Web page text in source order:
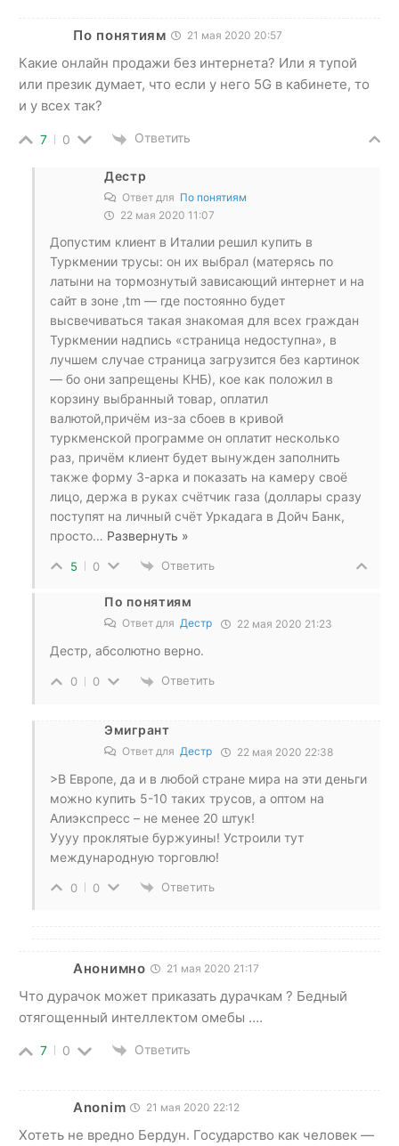
По понятиям 21 мая 2020 20:57
Какие онлайн продажи без интернета? Или я тупой
или презик думает, что если у него 5G в кабинете, то
и у всех так?
7 0 Ответить
Дестр
Ответ для По понятиям
22 мая 2020 11:07
Допустим клиент в Италии решил купить в
Туркмении трусы: он их выбрал (матерясь по
латыни на тормознутый зависающий интернет и на
сайт в зоне ,tm — где постоянно будет
высвечиваться такая знакомая для всех граждан
Туркмении надпись «страница недоступна», в
лучшем случае страница загрузится без картинок
— бо они запрещены КНБ), кое как положил в
корзину выбранный товар, оплатил
валютой,причём из-за сбоев в кривой
туркменской программе он оплатит несколько
раз, причём клиент будет вынужден заполнить
также форму 3-арка и показать на камеру своё
лицо, держа в руках счётчик газа (доллары сразу
поступят на личный счёт Уркадага в Дойч Банк,
просто… Развернуть »
5 0 Ответить
По понятиям
Ответ для Дестр 22 мая 2020 21:23
Дестр, абсолютно верно.
0 0 Ответить
Эмигрант
Ответ для Дестр 22 мая 2020 22:38
>В Европе, да и в любой стране мира на эти деньги
можно купить 5-10 таких трусов, а оптом на
Алиэкспресс – не менее 20 штук!
Уууу проклятые буржуины! Устроили тут
международную торговлю!
0 0 Ответить
Анонимно 21 мая 2020 21:17
Что дурачок может приказать дурачкам ? Бедный
отягощенный интеллектом омебы ….
7 0 Ответить
Anonim 21 мая 2020 22:12
Хотеть не вредно Бердун. Государство как человек —